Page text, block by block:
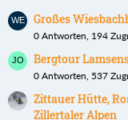
Großes
0 Antworten, 194
Bergtour
0 Antworten, 537
Zittauer Hütte,
Zillertaler Alpen